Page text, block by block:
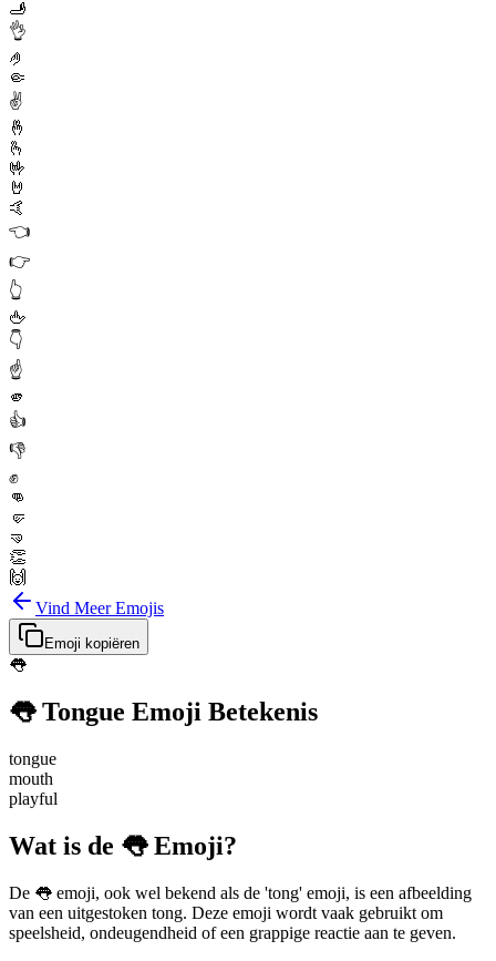
🫸
👌
🤌
🤏
✌️
🤞
🫰
🤟
🤘
🤙
👈
👉
👆
🖕
👇
☝️
🫵
👍
👎
✊
👊
🤛
🤜
👏
🙌
Vind Meer Emojis
Emoji kopiëren
👅
👅 Tongue Emoji Betekenis
tongue
mouth
playful
Wat is de 👅 Emoji?
De 👅 emoji, ook wel bekend als de 'tong' emoji, is een afbeelding
van een uitgestoken tong. Deze emoji wordt vaak gebruikt om
speelsheid, ondeugendheid of een grappige reactie aan te geven.